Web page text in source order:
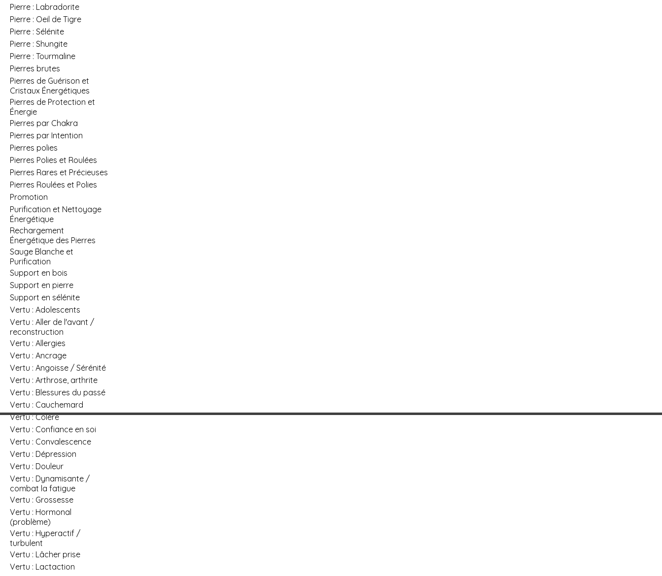
Pierre : Labradorite
Pierre : Oeil de Tigre
Pierre : Sélénite
Pierre : Shungite
Pierre : Tourmaline
Pierres brutes
Pierres de Guérison et
Cristaux Énergétiques
Pierres de Protection et
Énergie
Pierres par Chakra
Pierres par Intention
Pierres polies
Pierres Polies et Roulées
Pierres Rares et Précieuses
Pierres Roulées et Polies
Promotion
Purification et Nettoyage
Énergétique
Rechargement
Énergétique des Pierres
Sauge Blanche et
Purification
Support en bois
Support en pierre
Support en sélénite
Vertu : Adolescents
Vertu : Aller de l'avant /
reconstruction
Vertu : Allergies
Vertu : Ancrage
Vertu : Angoisse / Sérénité
Vertu : Arthrose, arthrite
Vertu : Blessures du passé
Vertu : Cauchemard
Vertu : Colère
Vertu : Confiance en soi
Vertu : Convalescence
Vertu : Dépression
Vertu : Douleur
Vertu : Dynamisante /
combat la fatigue
Vertu : Grossesse
Vertu : Hormonal
(problème)
Vertu : Hyperactif /
turbulent
Vertu : Lâcher prise
Vertu : Lactaction